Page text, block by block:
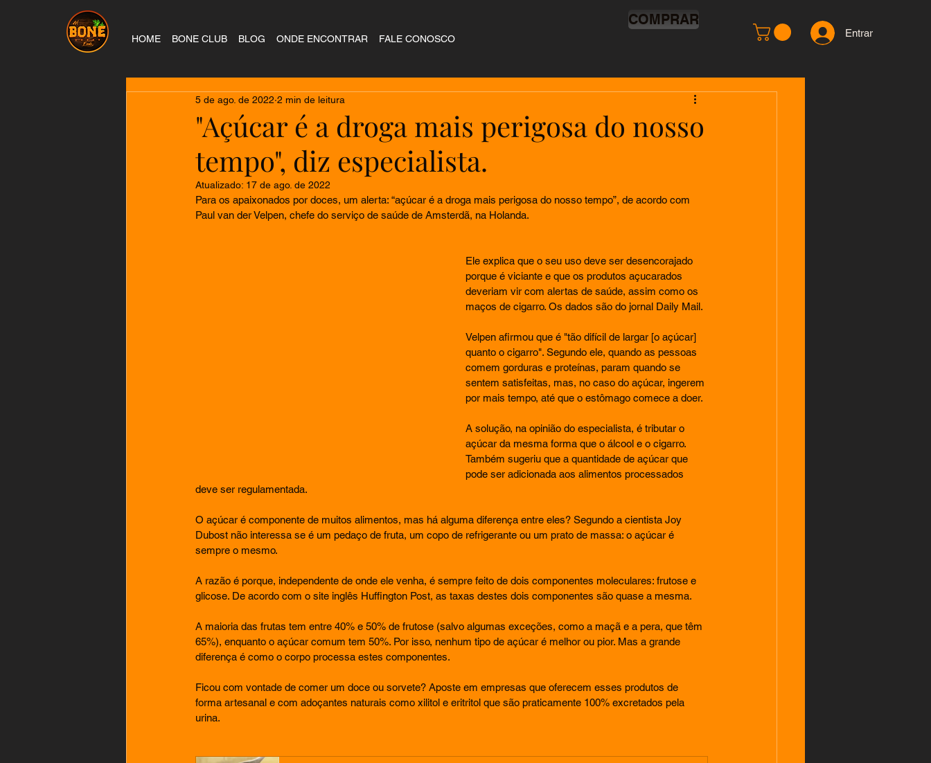
HOME BONE CLUB BLOG ONDE ENCONTRAR FALE CONOSCO
COMPRAR
Entrar
"Açúcar é a droga mais perigosa do nosso
tempo", diz especialista.
5 de ago. de 2022 2 min de leitura
Atualizado: 17 de ago. de 2022
Para os apaixonados por doces, um alerta: “açúcar é a droga mais perigosa do nosso tempo”, de acordo com
Paul van der Velpen, chefe do serviço de saúde de Amsterdã, na Holanda.
Ele explica que o seu uso deve ser desencorajado
porque é viciante e que os produtos açucarados
deveriam vir com alertas de saúde, assim como os
maços de cigarro. Os dados são do jornal Daily Mail.
Velpen afirmou que é "tão difícil de largar [o açúcar]
quanto o cigarro". Segundo ele, quando as pessoas
comem gorduras e proteínas, param quando se
sentem satisfeitas, mas, no caso do açúcar, ingerem
por mais tempo, até que o estômago comece a doer.
A solução, na opinião do especialista, é tributar o
açúcar da mesma forma que o álcool e o cigarro.
Também sugeriu que a quantidade de açúcar que
pode ser adicionada aos alimentos processados
deve ser regulamentada.
O açúcar é componente de muitos alimentos, mas há alguma diferença entre eles? Segundo a cientista Joy
Dubost não interessa se é um pedaço de fruta, um copo de refrigerante ou um prato de massa: o açúcar é
sempre o mesmo.
A razão é porque, independente de o­nde ele venha, é sempre feito de dois componentes moleculares: frutose e
glicose. De acordo com o site inglês Huffington Post, as taxas destes dois componentes são quase a mesma.
A maioria das frutas tem entre 40% e 50% de frutose (salvo algumas exceções, como a maçã e a pera, que têm
65%), enquanto o açúcar comum tem 50%. Por isso, nenhum tipo de açúcar é melhor ou pior. Mas a grande
diferença é como o corpo processa estes componentes.
Ficou com vontade de comer um doce ou sorvete? Aposte em empresas que oferecem esses produtos de
forma artesanal e com adoçantes naturais como xilitol e eritritol que são praticamente 100% excretados pela
urina.